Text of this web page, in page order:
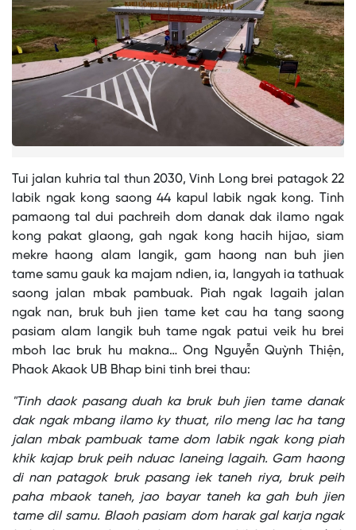
Tui jalan kuhria tal thun 2030, Vinh Long brei patagok 22
labik ngak kong saong 44 kapul labik ngak kong. Tinh
pamaong tal dui pachreih dom danak dak ilamo ngak
kong pakat glaong, gah ngak kong hacih hijao, siam
mekre haong alam langik, gam haong nan buh jien
tame samu gauk ka majam ndien, ia, langyah ia tathuak
saong jalan mbak pambuak. Piah ngak lagaih jalan
ngak nan, bruk buh jien tame ket cau ha tang saong
pasiam alam langik buh tame ngak patui veik hu brei
mboh lac bruk hu makna… Ong Nguyễn Quỳnh Thiện,
Phaok Akaok UB Bhap bini tinh brei thau:
"Tinh daok pasang duah ka bruk buh jien tame danak
dak ngak mbang ilamo ky thuat, rilo meng lac ha tang
jalan mbak pambuak tame dom labik ngak kong piah
khik kajap bruk peih nduac laneing lagaih. Gam haong
di nan patagok bruk pasang iek taneh riya, bruk peih
paha mbaok taneh, jao bayar taneh ka gah buh jien
tame dil samu. Blaoh pasiam dom harak gal karja ngak